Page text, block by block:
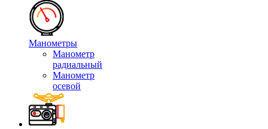
Манометры
Манометр
радиальный
Манометр
осевой